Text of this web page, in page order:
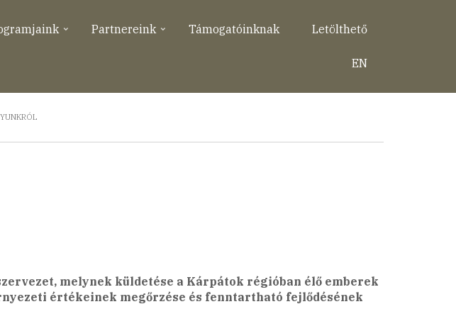
Partnereink Támogatóinknak Letölthető
EN
melynek küldetése a Kárpátok régióban élő emberek
értékeinek megőrzése és fenntartható fejlődésének